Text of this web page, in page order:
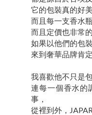
它的包裝真的好美
而且每一支香水
而且定價也非常的
如果以他們的包
來到奢華品牌肯
我喜歡他不只是
連每一個香水的
事，
從裡到外，